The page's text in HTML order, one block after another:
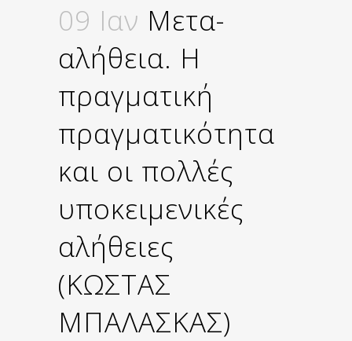
09 Ιαν Μετα-
αλήθεια. Η
πραγματική
πραγματικότητα
και οι πολλές
υποκειμενικές
αλήθειες
(ΚΩΣΤΑΣ
ΜΠΑΛΑΣΚΑΣ)